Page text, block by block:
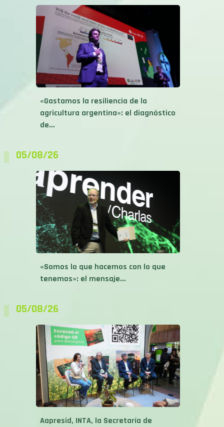
«Gastamos la resiliencia de la
agricultura argentina»: el diagnóstico
de...
05/08/26
«Somos lo que hacemos con lo que
tenemos»: el mensaje...
05/08/26
Aapresid, INTA, la Secretaría de